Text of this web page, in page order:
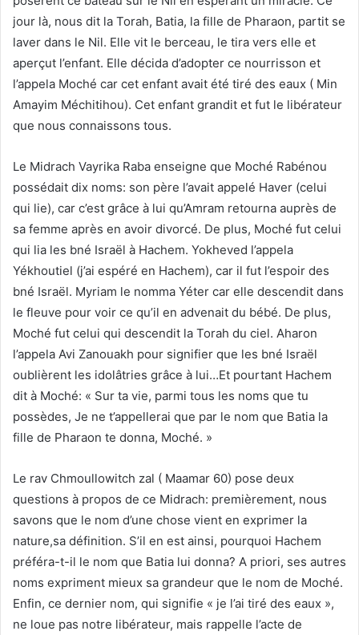
jour là, nous dit la Torah, Batia, la fille de Pharaon, partit se
laver dans le Nil. Elle vit le berceau, le tira vers elle et
aperçut l’enfant. Elle décida d’adopter ce nourrisson et
l’appela Moché car cet enfant avait été tiré des eaux ( Min
Amayim Méchitihou). Cet enfant grandit et fut le libérateur
que nous connaissons tous.
Le Midrach Vayrika Raba enseigne que Moché Rabénou
possédait dix noms: son père l’avait appelé Haver (celui
qui lie), car c’est grâce à lui qu’Amram retourna auprès de
sa femme après en avoir divorcé. De plus, Moché fut celui
qui lia les bné Israël à Hachem. Yokheved l’appela
Yékhoutiel (j’ai espéré en Hachem), car il fut l’espoir des
bné Israël. Myriam le nomma Yéter car elle descendit dans
le fleuve pour voir ce qu’il en advenait du bébé. De plus,
Moché fut celui qui descendit la Torah du ciel. Aharon
l’appela Avi Zanouakh pour signifier que les bné Israël
oublièrent les idolâtries grâce à lui…Et pourtant Hachem
dit à Moché: « Sur ta vie, parmi tous les noms que tu
possèdes, Je ne t’appellerai que par le nom que Batia la
fille de Pharaon te donna, Moché. »
Le rav Chmoullowitch zal ( Maamar 60) pose deux
questions à propos de ce Midrach: premièrement, nous
savons que le nom d’une chose vient en exprimer la
nature,sa définition. S’il en est ainsi, pourquoi Hachem
préféra-t-il le nom que Batia lui donna? A priori, ses autres
noms expriment mieux sa grandeur que le nom de Moché.
Enfin, ce dernier nom, qui signifie « je l’ai tiré des eaux »,
ne loue pas notre libérateur, mais rappelle l’acte de